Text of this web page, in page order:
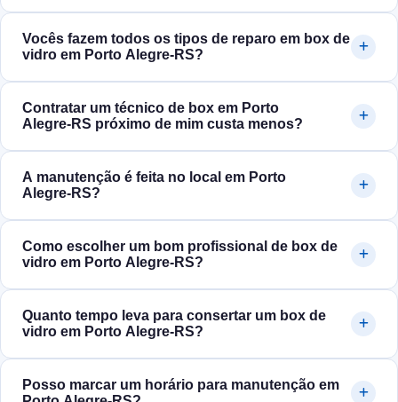
Vocês fazem todos os tipos de reparo em box de
vidro em Porto Alegre‑RS?
Contratar um técnico de box em Porto
Alegre‑RS próximo de mim custa menos?
A manutenção é feita no local em Porto
Alegre‑RS?
Como escolher um bom profissional de box de
vidro em Porto Alegre‑RS?
Quanto tempo leva para consertar um box de
vidro em Porto Alegre‑RS?
Posso marcar um horário para manutenção em